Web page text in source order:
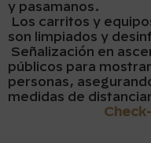
y pasamanos.
Los carritos y
son limpiados y
Señalización en
públicos para
personas,
medidas de